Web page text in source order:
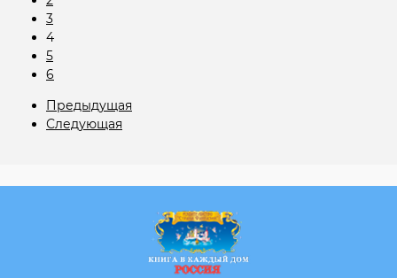
3
4
5
6
Предыдущая
Следующая